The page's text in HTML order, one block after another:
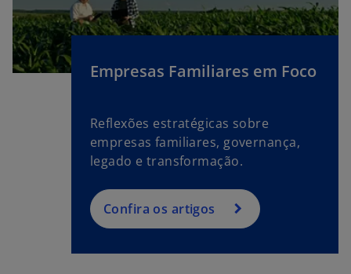
Empresas Familiares em Foco
Reflexões estratégicas sobre
empresas familiares, governança,
legado e transformação.
Confira os artigos